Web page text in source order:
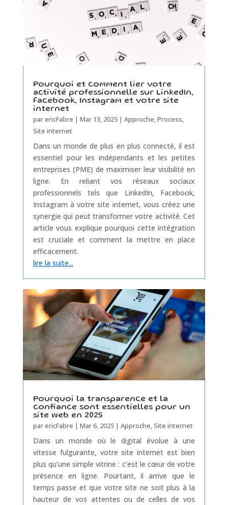
Pourquoi et comment lier votre
activité professionnelle sur LinkedIn,
Facebook, Instagram et votre site
internet
parericFabre | Mar 13, 2025| Approche,Process,
Site internet
Dans un monde de plus en plus connecté, il est
essentiel pour les indépendants et les petites
entreprises (PME) de maximiser leur visibilité en
ligne. En reliant vos réseaux sociaux
professionnels tels que LinkedIn, Facebook,
Instagram à votre site internet, vous créez une
synergie qui peut transformer votre activité. Cet
article vous explique pourquoi cette intégration
est cruciale et comment la mettre en place
efficacement.
lire la suite...
Pourquoi la transparence et la
confiance sont essentielles pour un
site web en 2025
parericFabre | Mar 6, 2025| Approche,Site internet
Dans un monde où le digital évolue à une
vitesse fulgurante, votre site internet est bien
plus qu’une simple vitrine : c’est le cœur de votre
présence en ligne. Pourtant, il arrive que le
temps passe et que votre site ne soit plus à la
hauteur de vos attentes ou de celles de vos